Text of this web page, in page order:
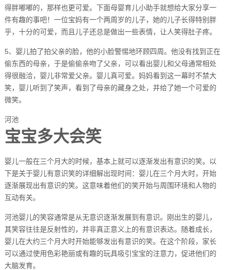
得胖嘟嘟的，那样也更可爱。下面母婴育儿小助手就想给大家分享一
件有趣的事吧！一位宝妈有一个两周岁的儿子，她的儿子长得特别胖
乎，十分的可爱，而且儿子还总是做出一些表情，让人笑得肚子疼。
5、婴儿拍了拍父亲的脸，他的小脸警惕地环顾四周。他没有找到正在
偷东西的母亲，于是偷偷亲吻了父亲，可以看出婴儿和父母通常相处
得很融洽，婴儿非常爱父亲。婴儿真可爱。妈妈看到这一幕时不禁大
笑，婴儿听到了笑声，看到了母亲的藏身之处，并给了她一个可爱的
微笑。
河池
宝宝多大会笑
婴儿一般在三个月大的时候，基本上就可以逐渐发出有意识的笑。以
下是关于婴儿有意识笑的详细解出现时间：婴儿在三个月大时，开始
逐渐展现出有意识的笑。这意味着他们的笑开始与周围环境和人物的
互动有关。
河池婴儿的笑容通常是从无意识逐渐发展到有意识。刚出生的婴儿，
其笑容往往是反射性的，并非真正意义上的有意识表达。随着成长，
婴儿在大约三个月大时开始能够发出有意识的笑。在这个阶段，家长
可以通过使用色彩艳丽或有趣的玩具吸引宝宝的注意力，促进他们的
大脑发育。